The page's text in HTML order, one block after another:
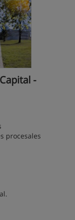
-
procesales